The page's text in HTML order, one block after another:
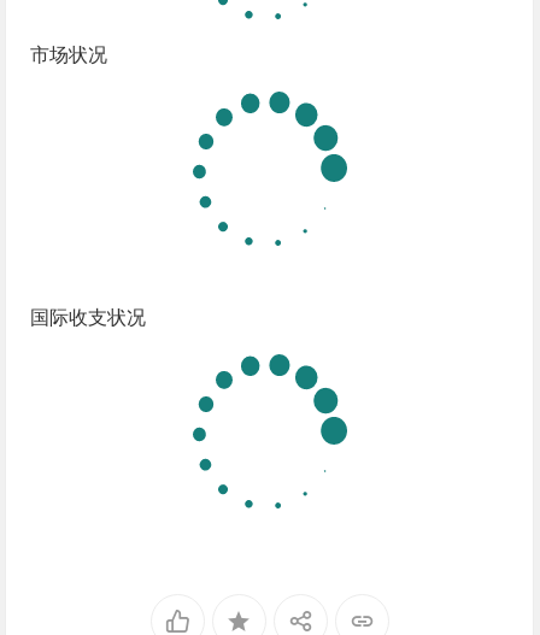
市场状况
国际收支状况